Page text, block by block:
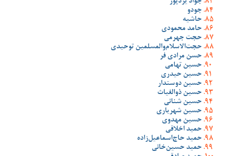
جواد یزدپور
جودو
حاشیه
حامد محمودی
حجت جهرمی
حجت‌الاسلام‌والمسلمین توحیدی
حسن مرادی فر
حسین تهامی
حسین حیدری
حسین دوستدار
حسین ذوالغیاث
حسین شنانی
حسین شهریاری
حسین مهدوی
حمید اخلاقی
حمید حاج‌اسماعیل‌زاده
حمید حسین‌خانی